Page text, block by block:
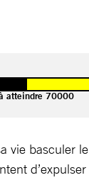
atteindre 70000
vie basculer